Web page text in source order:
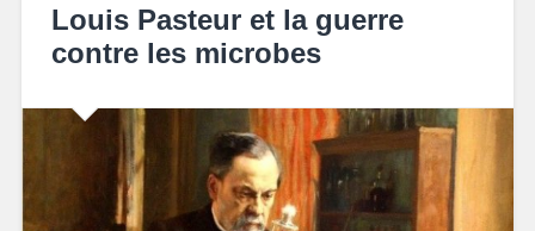
Louis Pasteur et la guerre
contre les microbes